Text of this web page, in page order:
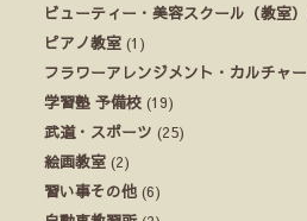
ビューティー・美容スクール（教室）
ピアノ教室 (1)
フラワーアレンジメント・カルチャー
学習塾 予備校 (19)
武道・スポーツ (25)
絵画教室 (2)
習い事その他 (6)